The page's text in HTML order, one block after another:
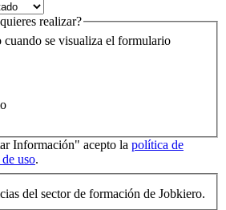
cuando se visualiza el formulario
realizar?
Información" acepto la política de
uso.
del sector de formación de Jobkiero.